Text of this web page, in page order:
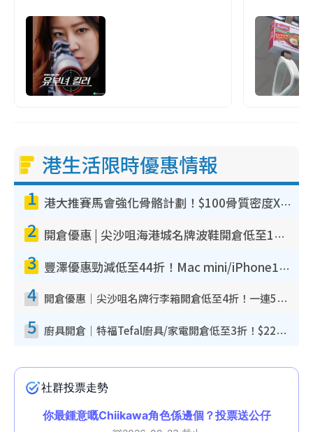
港生活限時優惠情報
1 港大推賽馬會強化骨骼計劃！$100骨質密度X光檢查 完成免費運動訓練送超市禮券！附參加資格
2 開倉優惠 | 尖沙咀海港城名牌波鞋開倉低至1折！On鞋$899起／Joy&Peace鞋履$98起
3 豐澤優惠勁減低至44折！Mac mini/iPhone17Pro大減價！廚房家電$220起
4 開倉優惠｜尖沙咀名牌行李箱開倉低至4折！一連5日 American Tourister/ace./Hallmark $200起！
5 廚具開倉｜特福Tefal廚具/家電開倉低至3折！$220起買平底鍋/炒鑊/湯煲！電飯煲/吸塵機/燙斗$418起